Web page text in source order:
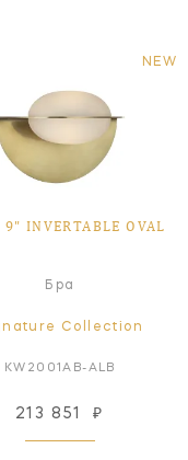
NEW
9" INVERTABLE OVAL
Бра
Collection
KW2001AB-ALB
213 851 ₽